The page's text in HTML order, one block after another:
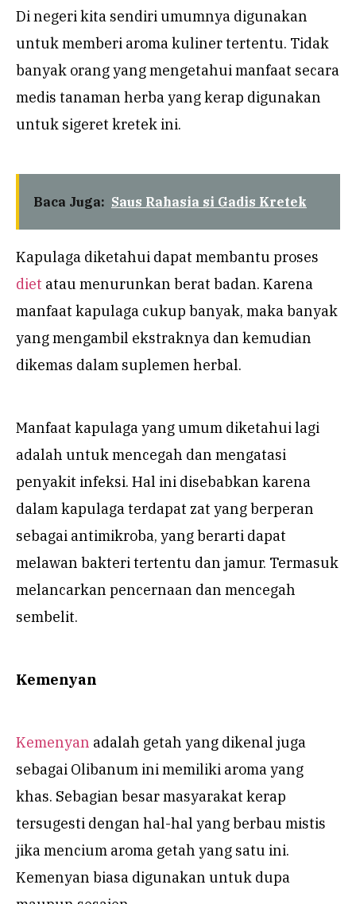
Di negeri kita sendiri umumnya digunakan
untuk memberi aroma kuliner tertentu. Tidak
banyak orang yang mengetahui manfaat secara
medis tanaman herba yang kerap digunakan
untuk sigeret kretek ini.
Baca Juga: Saus Rahasia si Gadis Kretek
Kapulaga diketahui dapat membantu proses
diet atau menurunkan berat badan. Karena
manfaat kapulaga cukup banyak, maka banyak
yang mengambil ekstraknya dan kemudian
dikemas dalam suplemen herbal.
Manfaat kapulaga yang umum diketahui lagi
adalah untuk mencegah dan mengatasi
penyakit infeksi. Hal ini disebabkan karena
dalam kapulaga terdapat zat yang berperan
sebagai antimikroba, yang berarti dapat
melawan bakteri tertentu dan jamur. Termasuk
melancarkan pencernaan dan mencegah
sembelit.
Kemenyan
Kemenyan adalah getah yang dikenal juga
sebagai Olibanum ini memiliki aroma yang
khas. Sebagian besar masyarakat kerap
tersugesti dengan hal-hal yang berbau mistis
jika mencium aroma getah yang satu ini.
Kemenyan biasa digunakan untuk dupa